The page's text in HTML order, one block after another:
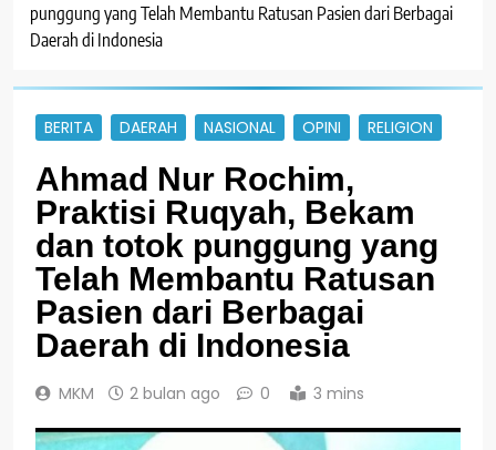
punggung yang Telah Membantu Ratusan Pasien dari Berbagai
Daerah di Indonesia
BERITA DAERAH NASIONAL OPINI RELIGION
Ahmad Nur Rochim,
Praktisi Ruqyah, Bekam
dan totok punggung yang
Telah Membantu Ratusan
Pasien dari Berbagai
Daerah di Indonesia
MKM 2 bulan ago 0 3 mins